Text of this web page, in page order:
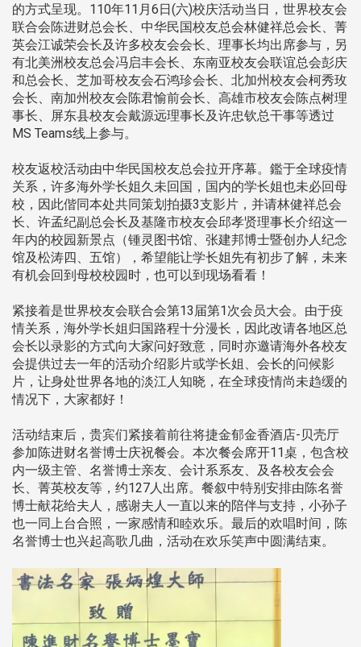
的方式呈现。110年11月6日(六)校庆活动当日，世界校友会
联合会陈进财总会长、中华民国校友总会林健祥总会长、菁
英会江诚荣会长及许多校友会会长、理事长均出席参与，另
有北美洲校友总会冯启丰会长、东南亚校友会联谊总会彭庆
和总会长、芝加哥校友会石鸿珍会长、北加州校友会柯秀玫
会长、南加州校友会陈君愉前会长、高雄市校友会陈点树理
事长、屏东县校友会戴源远理事长及许忠钦总干事等透过
MS Teams线上参与。
校友返校活动由中华民国校友总会拉开序幕。鑑于全球疫情
关系，许多海外学长姐久未回国，国内的学长姐也未必回母
校，因此偕同本处共同策划拍摄3支影片，并请林健祥总会
长、许孟纪副总会长及基隆市校友会邱孝贤理事长介绍这一
年内的校园新景点（锺灵图书馆、张建邦博士暨创办人纪念
馆及松涛四、五馆），希望能让学长姐先有初步了解，未来
有机会回到母校校园时，也可以到现场看看！
紧接着是世界校友会联合会第13届第1次会员大会。由于疫
情关系，海外学长姐归国路程十分漫长，因此改请各地区总
会长以录影的方式向大家问好致意，同时亦邀请海外各校友
会提供过去一年的活动介绍影片或学长姐、会长的问候影
片，让身处世界各地的淡江人知晓，在全球疫情尚未趋缓的
情况下，大家都好！
活动结束后，贵宾们紧接着前往将捷金郁金香酒店-贝壳厅
参加陈进财名誉博士庆祝餐会。本次餐会席开11桌，包含校
内一级主管、名誉博士亲友、会计系系友、及各校友会会
长、菁英校友等，约127人出席。餐叙中特别安排由陈名誉
博士献花给夫人，感谢夫人一直以来的陪伴与支持，小孙子
也一同上台合照，一家感情和睦欢乐。最后的欢唱时间，陈
名誉博士也兴起高歌几曲，活动在欢乐笑声中圆满结束。